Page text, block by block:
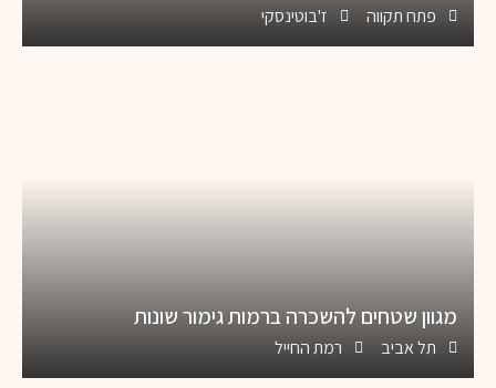
פתח תקווה ז'בוטינסקי
מגוון שטחים להשכרה ברמות גימור שונות
תל אביב רמת החייל